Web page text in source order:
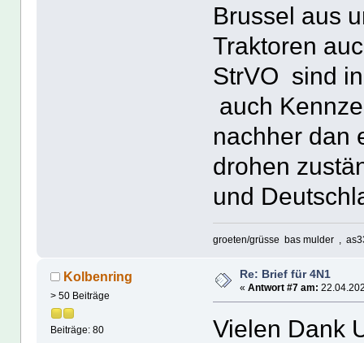
Brussel aus
Traktoren
StrVO sind
auch
nachher dan
drohen
und
groeten/grüsse bas mulder ,
Kolbenring
> 50 Beiträge
Beiträge: 80
Re: Brief für 4N1
« Antwort #7 am:
Vielen Dank